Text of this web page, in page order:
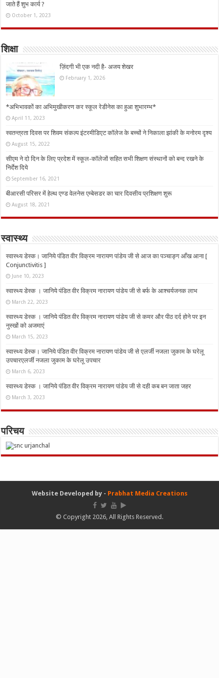
जाते हैं शुभ कार्य ?
October 1, 2023
शिक्षा
ज़िंदगी भी एक नदी है- अजय शेखर
February 1, 2026
*अभिभावकों का अभिमुखीकरण कर स्कूल रेडीनेस का हुआ शुभारम्भ*
April 11, 2023
स्वतन्त्रता दिवस पर शिवम संकल्प इंटरमीडिएट कॉलेज के बच्चों ने निकाला झांकी के मनोरम दृश्य
August 15, 2022
सीएम ने दो दिन के लिए प्रदेश में स्कूल-कॉलेजों सहित सभी शिक्षण संस्थानों को बन्द रखने के
निर्देश दिये
September 16, 2021
बीआरसी परिसर में हेल्थ एण्ड वेलनेस एम्बेसडर का चार दिवसीय प्रशिक्षण शुरू
August 18, 2021
स्वास्थ्य
स्वास्थ्य डेस्क। जानिये पंडित वीर विक्रम नारायण पांडेय जी से आज का पञ्चाङ्ग आँख आना [
Conjunctivitis ]
June 10, 2023
स्वास्थ्य डेस्क । जानिये पंडित वीर विक्रम नारायण पांडेय जी से बर्फ के आश्चर्यजनक लाभ
March 22, 2023
स्वास्थ्य डेस्क । जानिये पंडित वीर विक्रम नारायण पांडेय जी से कमर और पीठ दर्द होने पर इन
नुस्‍खों को अजमाएं
March 15, 2023
स्वास्थ्य डेस्क। जानिये पंडित वीर विक्रम नारायण पांडेय जी से एलर्जी नजला जुकाम के घरेलू
उपचारएलर्जी नजला जुकाम के घरेलू उपचार
March 6, 2023
स्वास्थ्य डेस्क । जानिये पंडित वीर विक्रम नारायण पांडेय जी से दही कब बन जाता जहर
March 3, 2023
परिचय
Website Developed by - Prabhat Media Creations
© Copyright 2026, All Rights Reserved.